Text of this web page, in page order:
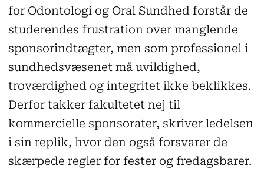
for Odontologi og Oral Sundhed forstår de
studerendes frustration over manglende
sponsorindtægter, men som professionel i
sundhedsvæsenet må uvildighed,
troværdighed og integritet ikke beklikkes.
Derfor takker fakultetet nej til
kommercielle sponsorater, skriver ledelsen
i sin replik, hvor den også forsvarer de
skærpede regler for fester og fredagsbarer.